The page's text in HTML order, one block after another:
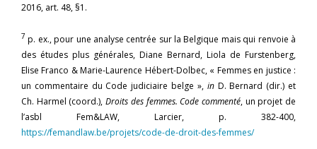
2016, art. 48, §1.
7p. ex., pour une analyse centrée sur la Belgique mais qui renvoie à
des études plus générales, Diane Bernard, Liola de Furstenberg,
Elise Franco & Marie-Laurence Hébert-Dolbec, « Femmes en justice :
un commentaire du Code judiciaire belge », in D. Bernard (dir.) et
Ch. Harmel (coord.),Droits des femmes. Code commenté, un projet de
l’asbl Fem&LAW, Larcier, p. 382-400,
https://femandlaw.be/projets/code-de-droit-des-femmes/